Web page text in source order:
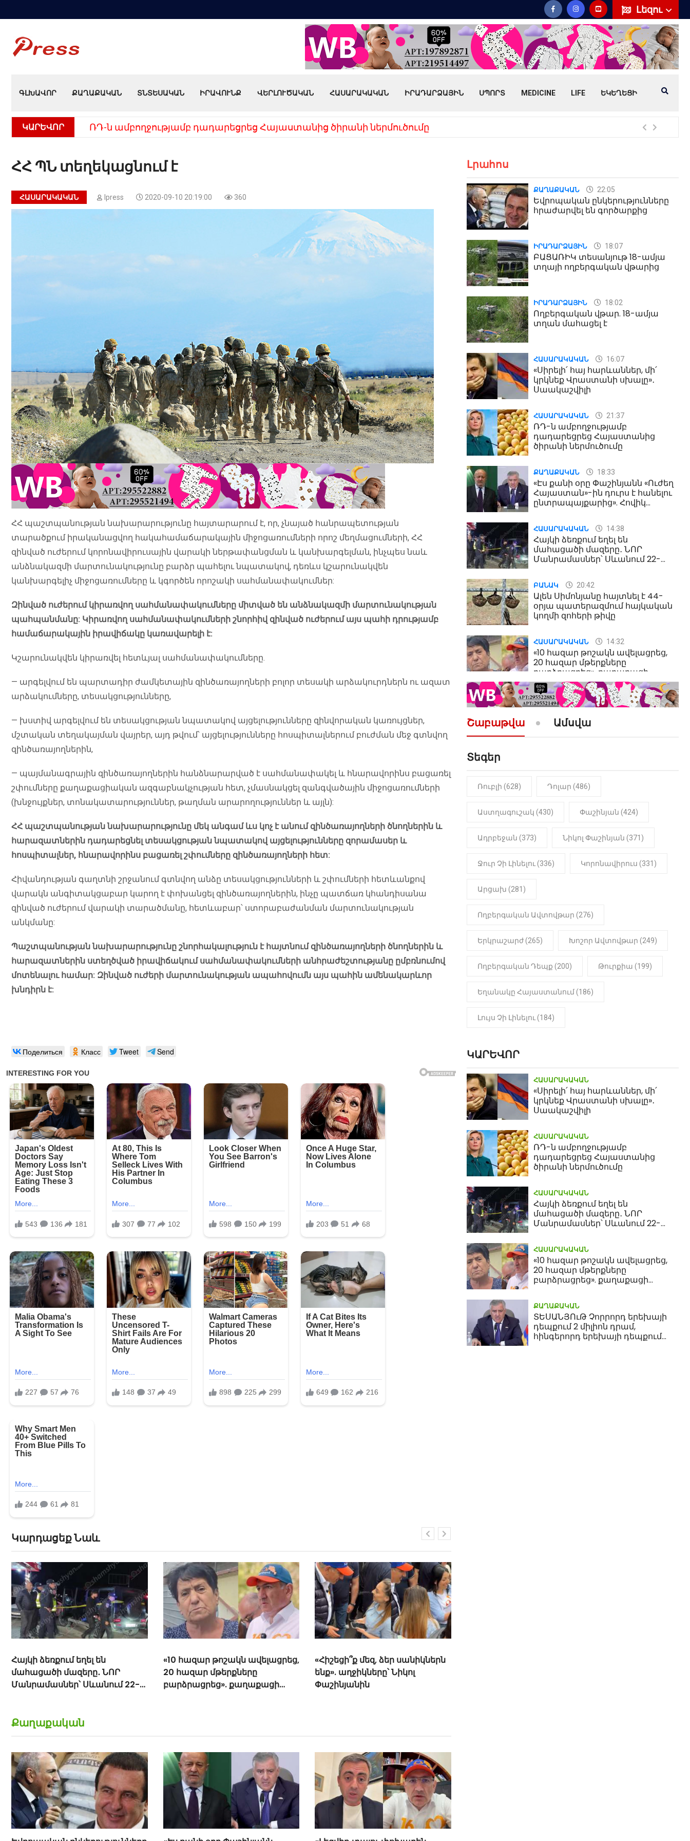
Լեզու
ԳԼԽԱՎՈՐ ՔԱՂԱՔԱԿԱՆ ՏՆՏԵՍԱԿԱՆ ԻՐԱՎՈՒՆՔ ՎԵՐԼՈՒԾԱԿԱՆ ՀԱՍԱՐԱԿԱԿԱՆ ԻՐԱԴԱՐՁԱՅԻՆ ՍՊՈՐՏ MEDICINE LIFE ԵԿԵՂԵՑԻ
ԿԱՐԵՎՈՐ ՌԴ-ն ամբողջությամբ դադարեցրեց Հայաստանից ծիրանի ներմուծումը
ՀՀ ՊՆ տեղեկացնում է
ՀԱՍԱՐԱԿԱԿԱՆ Ipress 2020-09-10 20:19:00 360
ՀՀ պաշտպանության նախարարությունը հայտարարում է, որ, չնայած հանրապետության
տարածքում իրականացվող հակահամաճարակային միջոցառումների որոշ մեղմացումների, ՀՀ
զինված ուժերում կորոնավիրուսային վարակի ներթափանցման և կանխարգելման, ինչպես նաև
անձնակազմի մարտունակությունը բարձր պահելու նպատակով, դեռևս կշարունակվեն
կանխարգելիչ միջոցառումները և կգործեն որոշակի սահմանափակումներ:
Զինված ուժերում կիրառվող սահմանափակումները միտված են անձնակազմի մարտունակության
պահպանմանը: Կիրառվող սահմանափակումների շնորհիվ զինված ուժերում այս պահի դրությամբ
համաճարակային իրավիճակը կառավարելի է:
Կշարունակվեն կիրառվել հետևյալ սահմանափակումները.
— արգելվում են պարտադիր ժամկետային զինծառայողների բոլոր տեսակի արձակուրդներն ու ազատ
արձակումները, տեսակցությունները,
— խստիվ արգելվում են տեսակցության նպատակով այցելությունները զինվորական կառույցներ,
մշտական տեղակայման վայրեր, այդ թվում՝ այցելությունները հոսպիտալներում բուժման մեջ գտնվող
զինծառայողներին,
— պայմանագրային զինծառայողներին հանձնարարված է սահմանափակել և հնարավորինս բացառել
շփումները քաղաքացիական ազգաբնակչության հետ, չմասնակցել զանգվածային միջոցառումների
(խնջույքներ, տոնակատարություններ, թաղման արարողություններ և այլն):
ՀՀ պաշտպանության նախարարությունը մեկ անգամ ևս կոչ է անում զինծառայողների ծնողներին և
հարազատներին դադարեցնել տեսակցության նպատակով այցելությունները զորամասեր և
հոսպիտալներ, հնարավորինս բացառել շփումները զինծառայողների հետ:
Հիվանդության գաղտնի շրջանում գտնվող անձը տեսակցությունների և շփումների հետևանքով
վարակն անգիտակցաբար կարող է փոխանցել զինծառայողներին, ինչը պատճառ կհանդիսանա
զինված ուժերում վարակի տարածմանը, հետևաբար՝ ստորաբաժանման մարտունակության
անկմանը:
Պաշտպանության նախարարությունը շնորհակալություն է հայտնում զինծառայողների ծնողներին և
հարազատներին ստեղծված իրավիճակում սահմանափակումների անհրաժեշտությանը ըմբռնումով
մոտենալու համար: Զինված ուժերի մարտունակության ապահովումն այս պահին ամենակարևոր
խնդիրն է:
Поделиться Класс Tweet Send
Կարդացեք Նաև
«10 հազար թոշակն ավելացրեց,
20 հազար մթերքները
բարձրացրեց». քաղաքացի
«Հիշեցի՞ք մեզ, ձեր սանիկներն
ենք». աղջիկները՝ Նիկոլ
Փաշինյանին
Հայտնի մարմնավաճառն էլ է
աջակցում Փաշինյանին
Քաղաքական
Լրահոս
ՔԱՂԱՔԱԿԱՆ 22:05
Եվրոպական ընկերությունները
հրաժարվել են գործարքից
ԻՐԱԴԱՐՁԱՅԻՆ 18:07
ԲԱՑԱՌԻԿ տեսանյութ 18-ամյա
տղայի ողբերգական վթարից
ԻՐԱԴԱՐՁԱՅԻՆ 18:02
Ողբերգական վթար. 18-ամյա
տղան մահացել է
ՀԱՍԱՐԱԿԱԿԱՆ 16:07
«Սիրելի՛ հայ հարևաններ, մի՛
կրկնեք Վրաստանի սխալը»․
Սաակաշվիլի
ՀԱՍԱՐԱԿԱԿԱՆ 21:37
ՌԴ-ն ամբողջությամբ
դադարեցրեց Հայաստանից
ծիրանի ներմուծումը
ՔԱՂԱՔԱԿԱՆ 18:33
«Էս քանի օրը Փաշինյանն «Ուժեղ
Հայաստան»-ին դուրս է հանելու
ընտրապայքարից». Հովիկ
ՀԱՍԱՐԱԿԱԿԱՆ 14:38
Հայկի ձեռքում եղել են
մահացածի մազերը․ ՆՈՐ
Մանրամասներ՝ Սևանում 22-
ԲԱՆԱԿ 20:42
Ալեն Սիմոնյանը հայտնել է 44-
օրյա պատերազմում հայկական
կողմի զոհերի թիվը
ՀԱՍԱՐԱԿԱԿԱՆ 14:32
«10 հազար թոշակն ավելացրեց,
20 հազար մթերքները
բարձրացրեց». քաղաքացի
(տեսանյութ)
ՔԱՂԱՔԱԿԱՆ 10:52
«Լեզվիդ տալու փոխարեն
արտաբերիր այս երկու
նախադասությունը»․ Իշխան
Նիկոլ Փաշինյան
ԻՐԱԴԱՐՁԱՅԻՆ 22:01
հայտնաբերվել է
մանկապղծության համար
մարմինը
Շաբաթվա Ամսվա
Տեգեր
Ռուբլի (628) Դոլար (486)
Աստղագուշակ (430) Փաշինյան (424)
Ադրբեջան (373) Նիկոլ Փաշինյան (371)
Ջուր Չի Լինելու (336) Կորոնավիրուս (331)
Արցախ (281)
Ողբերգական Ավտովթար (276)
Երկրաշարժ (265) Խոշոր Ավտովթար (249)
Ողբերգական Դեպք (200) Թուրքիա (199)
Եղանակը Հայաստանում (186)
Լույս Չի Լինելու (184)
ԿԱՐԵՎՈՐ
ՀԱՍԱՐԱԿԱԿԱՆ
«Սիրելի՛ հայ հարևաններ, մի՛
կրկնեք Վրաստանի սխալը»․
Սաակաշվիլի
ՀԱՍԱՐԱԿԱԿԱՆ
ՌԴ-ն ամբողջությամբ
դադարեցրեց Հայաստանից
ծիրանի ներմուծումը
ՀԱՍԱՐԱԿԱԿԱՆ
Հայկի ձեռքում եղել են
մահացածի մազերը․ ՆՈՐ
Մանրամասներ՝ Սևանում 22-
ՀԱՍԱՐԱԿԱԿԱՆ
«10 հազար թոշակն ավելացրեց,
20 հազար մթերքները
բարձրացրեց». քաղաքացի
ՔԱՂԱՔԱԿԱՆ
ՏԵՍԱՆՅՈւԹ Չորրորդ երեխայի
դեպքում 2 միլիոն դրամ,
հինգերորդ երեխայի դեպքում